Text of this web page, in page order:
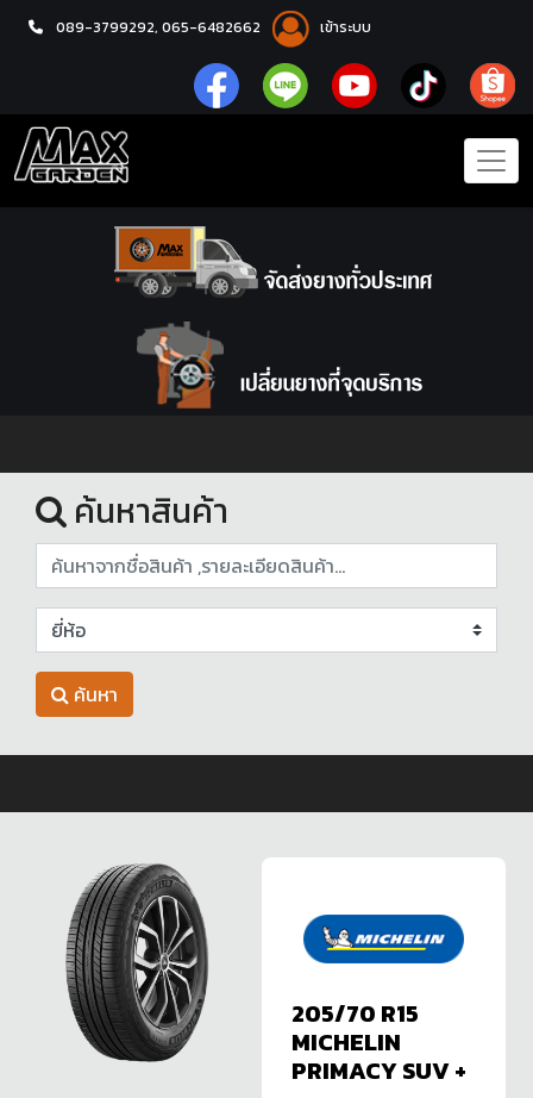
089-3799292, 065-6482662 เข้าระบบ
หน้าแรก
ค้นหาสินค้า
ค้นหา
205/70 R15
MICHELIN
PRIMACY SUV +